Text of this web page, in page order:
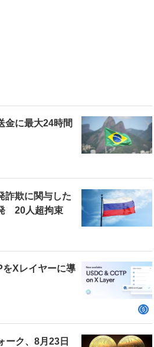
金に最大24時間
詐欺に関与した
20人超拘束
Xレイヤーに導
ーク、8月23日